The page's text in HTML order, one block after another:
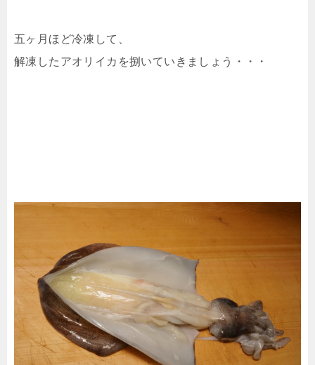
五ヶ月ほど冷凍して、
解凍したアオリイカを捌いていきましょう・・・